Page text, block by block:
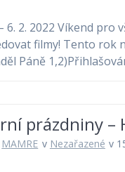
6. 2. 2022 Víkend
filmy! Tento rok
Páně
prázdniny –
MAMRE v Nezařazené v